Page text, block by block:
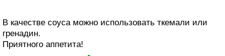
В качестве соуса можно использовать ткемали или
гренадин.
Приятного аппетита!